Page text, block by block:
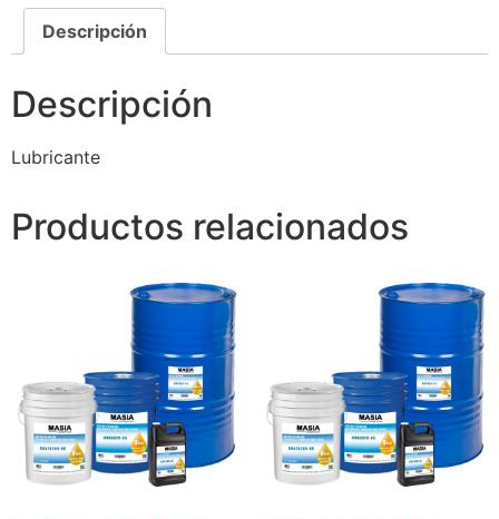
Descripción
Descripción
Lubricante
Productos relacionados